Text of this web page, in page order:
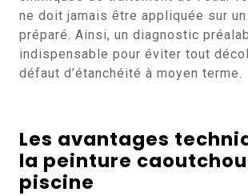
ne doit jamais être appliquée sur
préparé. Ainsi, un diagnostic
indispensable pour éviter tout
défaut d’étanchéité à moyen terme.
Les avantages
la peinture
piscine